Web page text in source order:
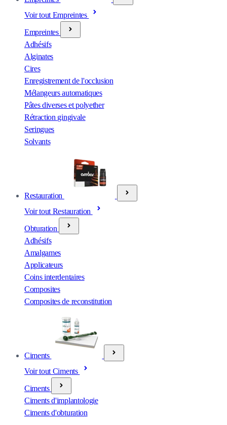
Voir tout Empreintes
Empreintes
Adhésifs
Alginates
Cires
Enregistrement de l'occlusion
Mélangeurs automatiques
Pâtes diverses et polyether
Rétraction gingivale
Seringues
Solvants
Restauration
Voir tout Restauration
Obturation
Adhésifs
Amalgames
Applicateurs
Coins interdentaires
Composites
Composites de reconstitution
Ciments
Voir tout Ciments
Ciments
Ciments d'implantologie
Ciments d'obturation